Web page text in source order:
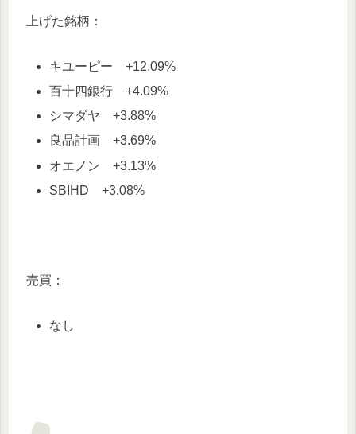
上げた銘柄：
キユーピー +12.09%
百十四銀行 +4.09%
シマダヤ +3.88%
良品計画 +3.69%
オエノン +3.13%
SBIHD +3.08%
売買：
なし